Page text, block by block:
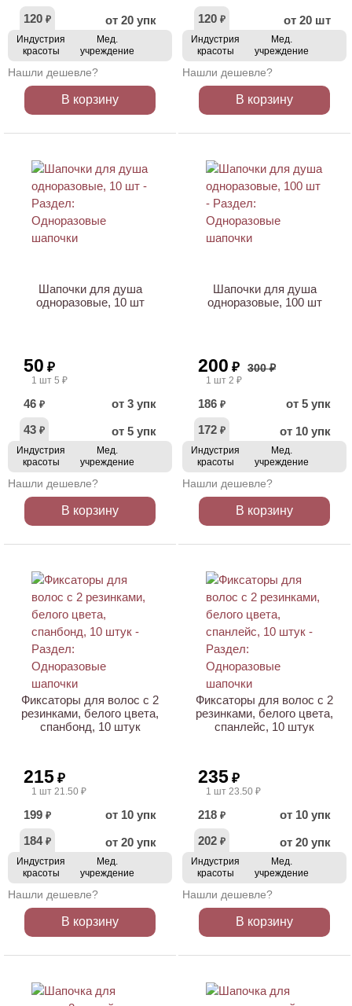
120 ₽ от 20 упк
Индустрия
красоты
Мед.
учреждение
Нашли дешевле?
В корзину
120 ₽ от 20 шт
Индустрия
красоты
Мед.
учреждение
Нашли дешевле?
В корзину
Шапочки для душа
одноразовые, 10 шт
50 ₽
1 шт 5 ₽
46 ₽
от 3 упк
43 ₽ от 5 упк
Индустрия
красоты
Мед.
учреждение
Нашли дешевле?
В корзину
Шапочки для душа
одноразовые, 100 шт
200 ₽ 300 ₽
1 шт 2 ₽
186 ₽
от 5 упк
172 ₽ от 10 упк
Индустрия
красоты
Мед.
учреждение
Нашли дешевле?
В корзину
Фиксаторы для волос с 2
резинками, белого цвета,
спанбонд, 10 штук
215 ₽
1 шт 21.50 ₽
199 ₽
от 10 упк
184 ₽ от 20 упк
Индустрия
красоты
Мед.
учреждение
Нашли дешевле?
В корзину
Фиксаторы для волос с 2
резинками, белого цвета,
спанлейс, 10 штук
235 ₽
1 шт 23.50 ₽
218 ₽
от 10 упк
202 ₽ от 20 упк
Индустрия
красоты
Мед.
учреждение
Нашли дешевле?
В корзину